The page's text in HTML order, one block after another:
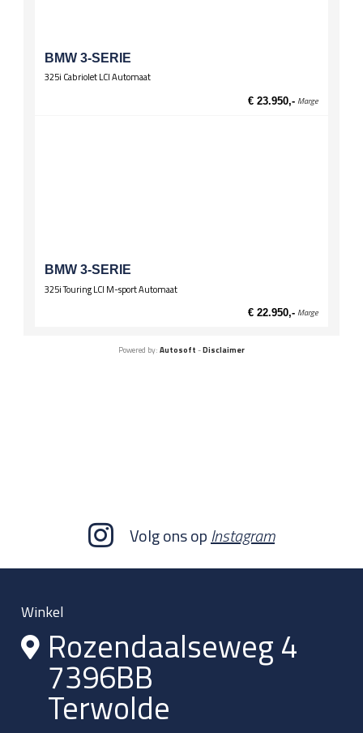
BMW 3-SERIE
325i Cabriolet LCI Automaat
€ 23.950,- Marge
BMW 3-SERIE
325i Touring LCI M-sport Automaat
€ 22.950,- Marge
Powered by: Autosoft -Disclaimer
Volg ons opInstagram
Winkel
Rozendaalseweg 4
7396BB
Terwolde